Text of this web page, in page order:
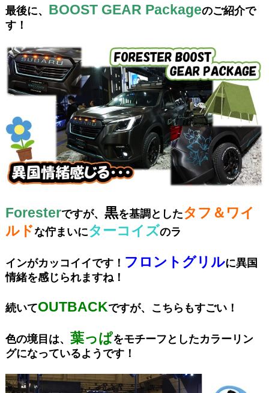
最後に、 BOOST GEAR Packageのご紹介で
す！
Foresterですが、 黒を基調としたタフ＆ワイ
ルドな佇まいにターコイズのラ
インがカッコイイです！ フロントグリルに異国
情緒を感じられますね！
続いてOUTBACKですが、こちらもすごい！
色の境目は、 葉っぱをモチーフとしたカラーリン
グになっているようです！